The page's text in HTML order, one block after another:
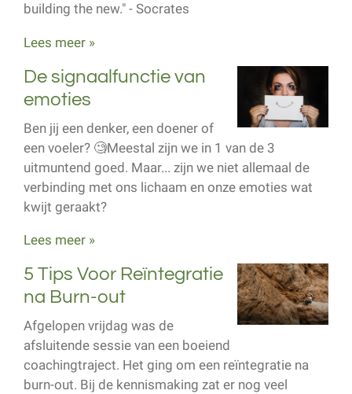
building the new." - Socrates
Lees meer »
De signaalfunctie van
emoties
Ben jij een denker, een doener of
een voeler? 🧐Meestal zijn we in 1 van de 3
uitmuntend goed. Maar... zijn we niet allemaal de
verbinding met ons lichaam en onze emoties wat
kwijt geraakt?
Lees meer »
5 Tips Voor Reïntegratie
na Burn-out
Afgelopen vrijdag was de
afsluitende sessie van een boeiend
coachingtraject. Het ging om een reïntegratie na
burn-out. Bij de kennismaking zat er nog veel